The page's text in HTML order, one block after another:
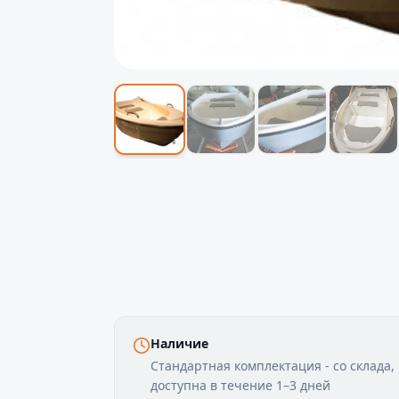
Наличие
Стандартная комплектация - со склада,
доступна в течение 1–3 дней